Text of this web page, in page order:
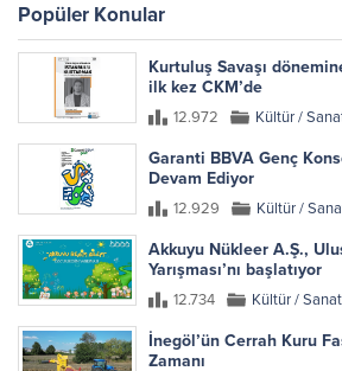
Popüler Konular
Kurtuluş Savaşı
ilk kez CKM’de
12.972 Kültür /
Garanti BBVA Genç
Devam Ediyor
12.929 Kültür /
Akkuyu Nükleer A.Ş.,
Yarışması’nı başlatıyor
12.734 Kültür / Sanat
İnegöl’ün Cerrah Kuru
Zamanı